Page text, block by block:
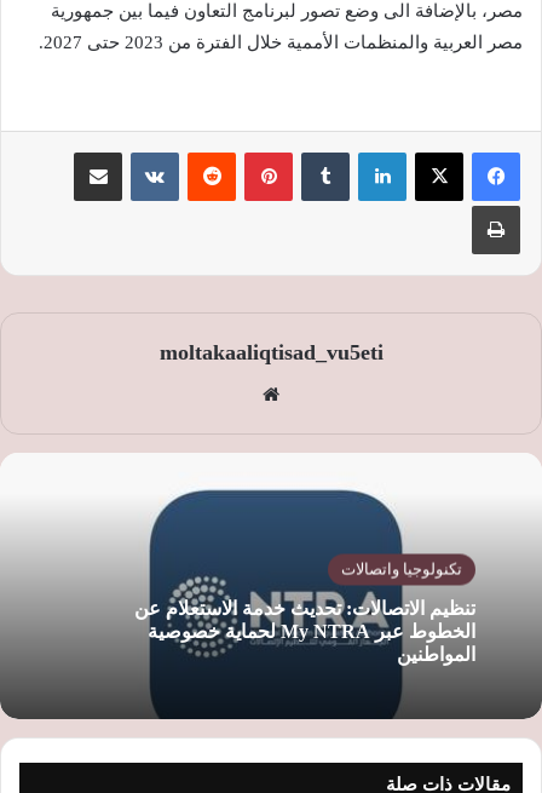
مصر، بالإضافة الى وضع تصور لبرنامج التعاون فيما بين جمهورية
مصر العربية والمنظمات الأممية خلال الفترة من 2023 حتى 2027.
لينكدإن بينتيريست
moltakaaliqtisad_vu5eti
الوي
تكنولوجيا واتصالات
تنظيم الاتصالات: تحديث خدمة الاستعلام عن
الخطوط عبر My NTRA لحماية خصوصية
المواطنين
مقالات ذات صلة